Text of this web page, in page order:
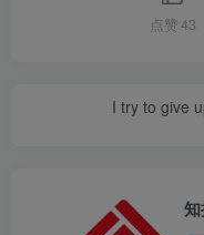
点赞 43
Time
时
知拾